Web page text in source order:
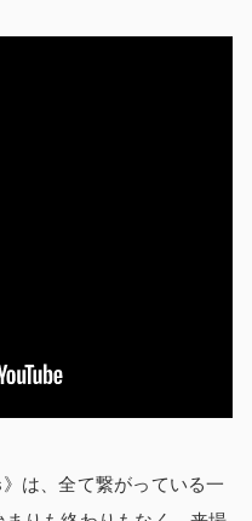
は、全て繋がっている一